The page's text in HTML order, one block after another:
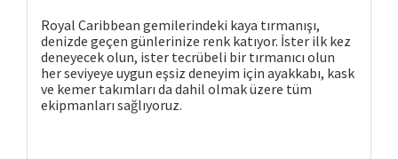
Royal Caribbean gemilerindeki kaya tırmanışı,
denizde geçen günlerinize renk katıyor. İster ilk kez
deneyecek olun, ister tecrübeli bir tırmanıcı olun
her seviyeye uygun eşsiz deneyim için ayakkabı, kask
ve kemer takımları da dahil olmak üzere tüm
ekipmanları sağlıyoruz.